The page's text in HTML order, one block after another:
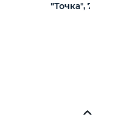
"Точка", 7